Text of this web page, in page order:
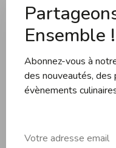
Trier par:
Cuisson
Ensemble !
Abonnez-vous à
des nouveautés,
évènements